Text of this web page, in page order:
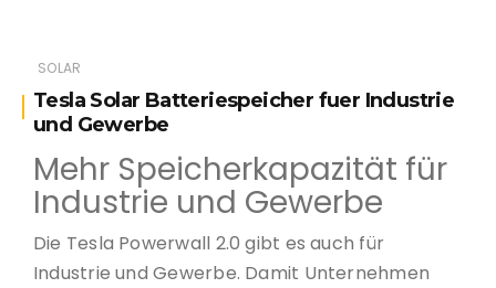
SOLAR
Tesla Solar Batteriespeicher fuer Industrie
und Gewerbe
Mehr Speicherkapazität für
Industrie und Gewerbe
Die Tesla Powerwall 2.0 gibt es auch für
Industrie und Gewerbe. Damit Unternehmen